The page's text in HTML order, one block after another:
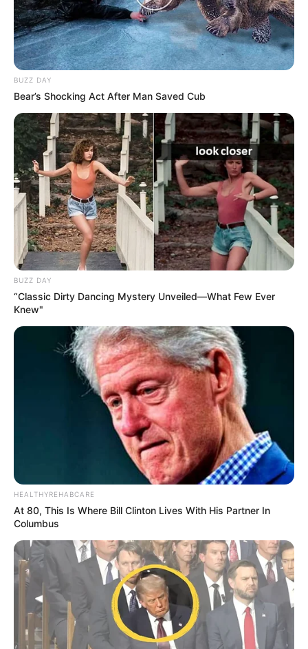
BUZZ DAY
Bear’s Shocking Act After Man Saved Cub
BUZZ DAY
“Classic Dirty Dancing Mystery Unveiled—What Few Ever
Knew"
HEALTHYREHABCARE
At 80, This Is Where Bill Clinton Lives With His Partner In
Columbus